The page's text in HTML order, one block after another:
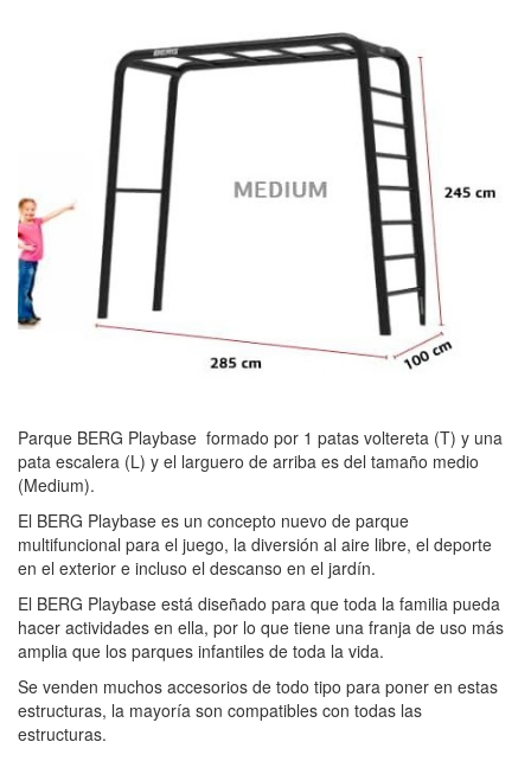
Parque BERG Playbase formado por 1 patas voltereta (T) y una
pata escalera (L) y el larguero de arriba es del tamaño medio
(Medium).
El BERG Playbase es un concepto nuevo de parque
multifuncional para el juego, la diversión al aire libre, el deporte
en el exterior e incluso el descanso en el jardín.
El BERG Playbase está diseñado para que toda la familia pueda
hacer actividades en ella, por lo que tiene una franja de uso más
amplia que los parques infantiles de toda la vida.
Se venden muchos accesorios de todo tipo para poner en estas
estructuras, la mayoría son compatibles con todas las
estructuras.